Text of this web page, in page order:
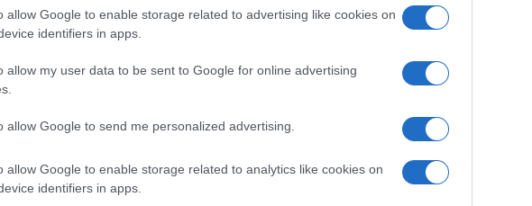
allow Google to enable storage related to advertising like cookies on
identifiers in apps.
allow my user data to be sent to Google for online advertising
allow Google to send me personalized advertising.
allow Google to enable storage related to analytics like cookies on
identifiers in apps.
del pubblico. Un po’ come faceva il
tragiche – quando andava nei
unico progressista.
libro, clicca qui
sue tesi contro l’obbligo vaccinale, in
La